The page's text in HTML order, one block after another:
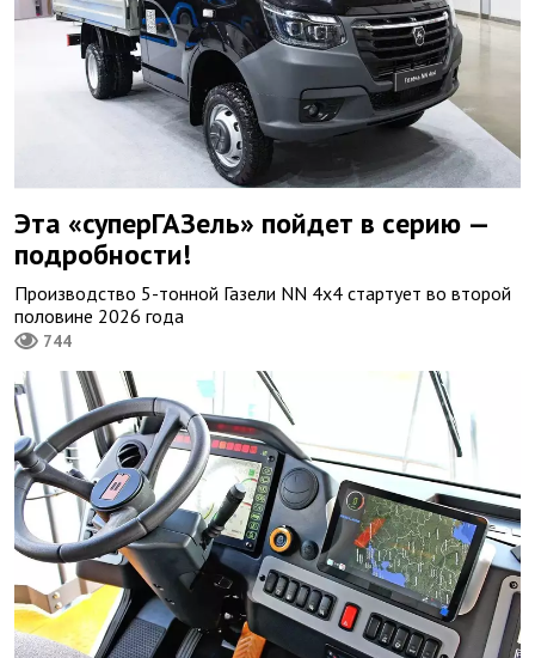
Эта «суперГАЗель» пойдет в серию —
подробности!
Производство 5-тонной Газели NN 4х4 стартует во второй
половине 2026 года
744